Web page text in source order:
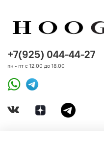
+7(925) 044-44-27
пн - пт с 12.00 до 18.00